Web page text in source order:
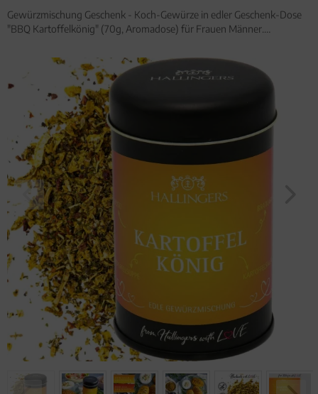
Gewürzmischung Geschenk - Koch-Gewürze in edler Geschenk-Dose
"BBQ Kartoffelkönig" (70g, Aromadose) für Frauen Männer.
"BBQ Kartoffelkönig" (70g, Aromadose) für Frauen Männer